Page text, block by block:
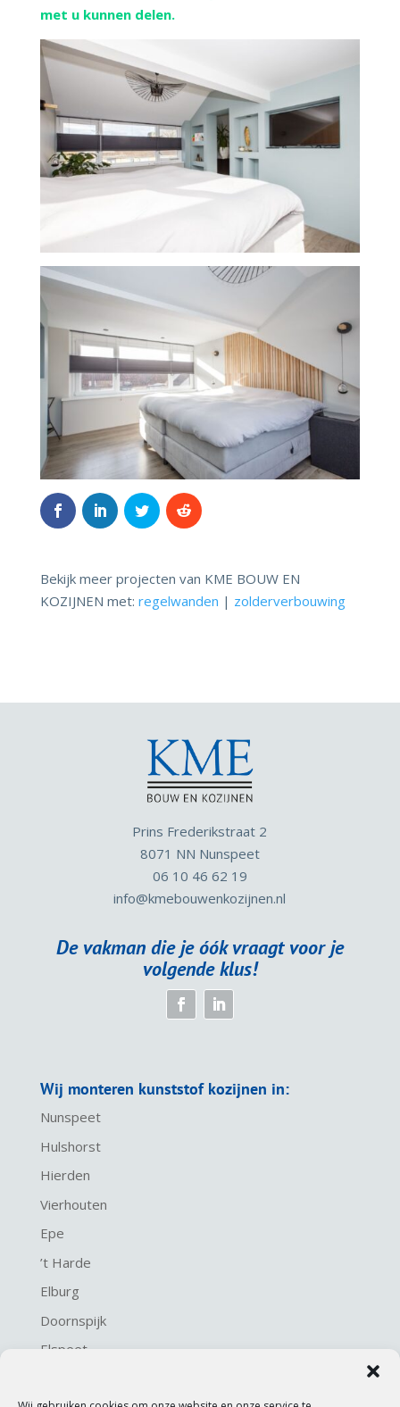
met u kunnen delen.
Bekijk meer projecten van KME BOUW EN
KOZIJNEN met: regelwanden | zolderverbouwing
Prins Frederikstraat 2
8071 NN Nunspeet
06 10 46 62 19
info@kmebouwenkozijnen.nl
De vakman die je óók vraagt voor je
volgende klus!
Wij monteren kunststof kozijnen in:
Nunspeet
Hulshorst
Hierden
Vierhouten
Epe
’t Harde
Elburg
Doornspijk
Elspeet